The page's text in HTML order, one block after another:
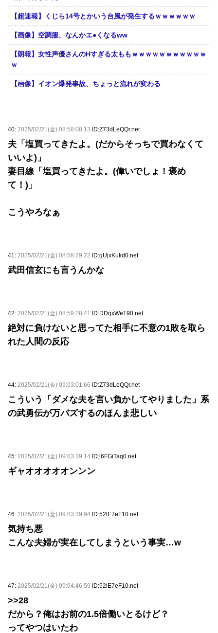
【超速報】くじら14号とかいう台風が発生するｗｗｗｗｗｗ
【画像】空調服、なんかエ●くなるww
【朗報】女性声優さんのHすぎる太ももｗｗｗｗｗｗｗｗｗｗｗ
ｗ
【画像】イオン爆発事故、ちょっと流れが変わる
40: 2025/02/21(金) 08:58:08.13 ID:Z73dLeQQr.net
夫「塩買ってきたよ。(だからそっちで買わなくて
いいよ)」
妻目線「塩買ってきたよ。(偉いでしょ！褒め
て！)」
こうやろなぁ
41: 2025/02/21(金) 08:58:29.22 ID:gUjxKukd0.net
武田信玄にも言うんかな
42: 2025/02/21(金) 08:59:28.41 ID:DDqxWe190.net
絶対に負けないと思ってた相手に不意の1敗を取ら
れた人間の反応
44: 2025/02/21(金) 09:03:01.66 ID:Z73dLeQQr.net
こういう「ダメな夫を言い負かしてやりました」系
の武勇伝が万バズするのほんま悲しい
45: 2025/02/21(金) 09:03:39.14 ID:l6FGiTaq0.net
ギャオオオオオンンン
46: 2025/02/21(金) 09:03:39.94 ID:52lE7eF10.net
気持ち悪
こんな夫婦が実在してしまうという事実…w
47: 2025/02/21(金) 09:04:46.59 ID:52lE7eF10.net
>>28
だから？俺はお前の1.5倍働いとるけど？
ってやつはいたわ